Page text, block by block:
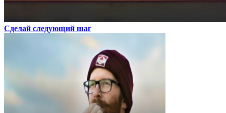
Сделай следующий шаг